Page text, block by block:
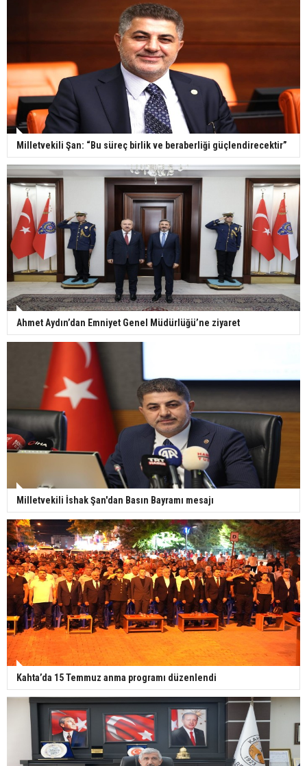
Milletvekili Şan: “Bu süreç birlik ve beraberliği güçlendirecektir”
Ahmet Aydın’dan Emniyet Genel Müdürlüğü’ne ziyaret
Milletvekili İshak Şan'dan Basın Bayramı mesajı
Kahta’da 15 Temmuz anma programı düzenlendi